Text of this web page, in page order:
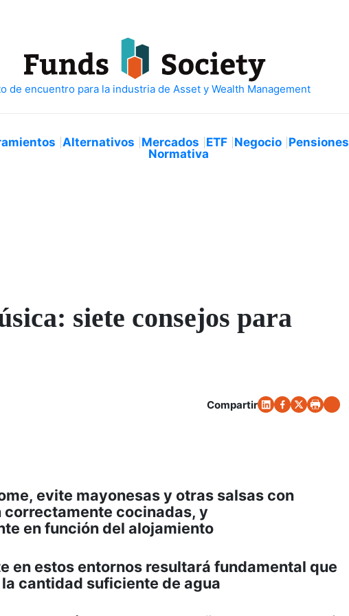
Alternativos Mercados ETF Negocio Pensiones
Normativa
siete consejos para
Compartir
evite mayonesas y otras salsas con
correctamente cocinadas, y
en función del alojamiento
en estos entornos resultará fundamental que
cantidad suficiente de agua